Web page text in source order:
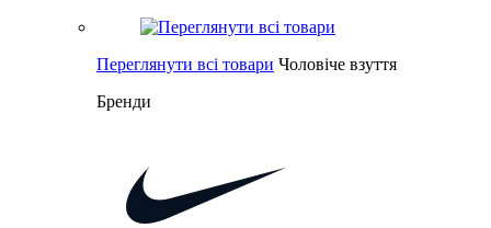
Переглянути всі товари Чоловіче взуття
Бренди